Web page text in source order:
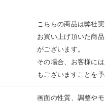
こちらの商品は弊社
お買い上げ頂いた商
がございます。
その場合、お客様に
もございますことを
画面の性質、調整や